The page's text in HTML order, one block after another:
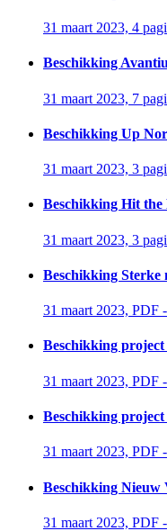
31 maart 2023, 4
Beschikking
31 maart 2023, 7
Beschikking Up
31 maart 2023, 3
Beschikking Hit the
31 maart 2023, 3
Beschikking Sterke
31 maart 2023, PDF
Beschikking
31 maart 2023, PDF
Beschikking
31 maart 2023, PDF
Beschikking Nieuw
31 maart 2023, PDF